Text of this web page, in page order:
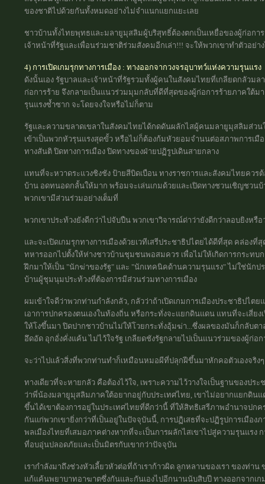
ของชาติไปด้วยกันทั้งหมดอย่างไม่จำแนกแยกแยะเลย
ชาวบ้านทั้งไทยพุทธและมลายูมุสลิมผู้บริสุทธิ์ต้องตกเป็นเหยื่อของผู้ก่อกา
เจ้าหน้าที่รัฐและเพื่อนร่วมชาติร่วมสังคมอีกเล่า!!! จะให้พวกเขาทำตัวอย่า
4) การเปิดเกมรุกทางการเมือง : ทางออกจากวงจรอุบาทว์แห่งความรุนแรง
ดังนั้นเอง รัฐบาลและเจ้าหน้าที่รัฐรวมทั้งผู้คนในสังคมไทยที่เกลียดกลัวม
ก่อการร้าย จึงกลายเป็นแนวร่วมมุมกลับที่ดีที่สุดของผู้ก่อการร้ายภาคใต้
รุนแรงซ้ำซาก จะโดยจงใจหรือไม่ก็ตาม
รัฐและความขลาดเขลาในสังคมไทยได้กดดันผลักไสผู้คนมลายูมุสลิมส่ว
เข้าเป็นพวกหัวรุนแรงสุดขั้ว หรือไม่ก็ต้องก้มหัวยอมจำนนต่อสภาพการเ
ทางสันติ ปิดทางการเมือง ปิดทางของฝ่ายปฏิรูปเดินสายกลาง
แทนที่จะหวาดระแวงชิงชัง ป้ายสีบิดเบือน ทางราชการและสังคมไทยควร
บ้าน อดทนอดกลั้นให้มาก พร้อมจะเล่นเกมด้วยและเปิดทางชวนเชิญชวนบ้
พวกเขามีส่วนร่วมอย่างเต็มที่
พวกเขาประท้วงยังดีกว่าไปจับปืน พวกเขาวิจารณ์ด่าว่ายังดีกว่าลอบยิงหรือ
และจะเปิดเกมรุกทางการเมืองด้วยเวทีเสรีประชาธิปไตยได้ดีที่สุด คล่อง
ทหารออกไปตั้งให้ห่างชาวบ้านชุมชนพอสมควร เพื่อไม่ให้เกิดการกระทบ
ฝึกมาให้เป็น "นักฆ่าของรัฐ" และ "นักเทคนิคด้านความรุนแรง" ไม่ใช่นักป
บ้านผู้ชุมนุมประท้วงที่ต้องการมีส่วนร่วมทางการเมือง
ผมเข้าใจดีว่าพวกท่านกำลังกลัว, กลัวว่าถ้าเปิดเกมการเมืองประชาธิปไ
เอาการปกครองตนเองในท้องถิ่น หรือกระทั่งจะแยกดินแดน แทนที่จะเสี่ยง
ให้โงขึ้นมา ปิดปากชาวบ้านไม่ให้โวยกระทั่งอุ้มฆ่า...ซึ่งผลของมันก็กลับต
อึดอัด อุกอั่งคั่งแค้น ไม่ไว้ใจรัฐ เกลียดชังรัฐกลายไปเป็นแนวร่วมของผู้ก่อ
จะว่าไปแล้วสิ่งที่พวกท่านทำก็เหมือนหมอผีที่ปลุกฝีขึ้นมาหักคอตัวเองจริงๆ
ทางเดียวที่จะหายกลัว คือต้องไว้ใจ, เพราะความไว้วางใจเป็นฐานของป
ว่าพี่น้องมลายูมุสลิมภาคใต้อยากอยู่กับประเทศไทย, เขาไม่อยากแยกดิน
ขึ้นได้เขาต้องการอยู่ในประเทศไทยที่ดีกว่านี้ ที่ให้สิทธิเสรีภาพอำนาจปก
กันแก่พวกเขายิ่งกว่าที่เป็นอยู่ในปัจจุบันนี้, การปฏิเสธที่จะปฏิรูปการเมือง
พลเมืองไทยที่เสมอภาคต่างหากที่จะเป็นการผลักไสเขาไปสู่ความรุนแร
ที่อบอุ่นปลอดภัยและเป็นมิตรกับเขากว่าปัจจุบัน
เรากำลังมาถึงช่วงหัวเลี้ยวหัวต่อที่ถ้าเราก้าวผิด ลูกหลานของเรา ของท่
แก้แค้นพยาบาทอาฆาตซึ่งกันและกันเองไปอีกนานนับสิบปี ทางออกจากเ